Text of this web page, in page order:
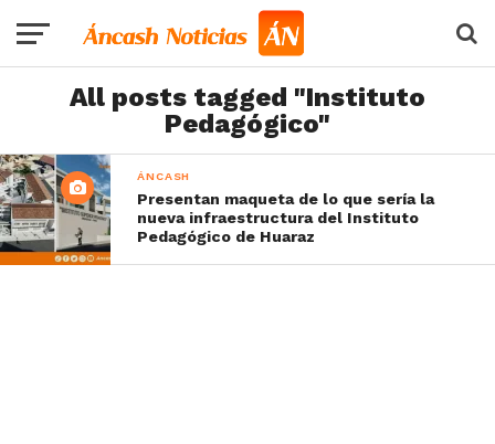
All posts tagged "Instituto
Pedagógico"
ÁNCASH
Presentan maqueta de lo que sería la
nueva infraestructura del Instituto
Pedagógico de Huaraz